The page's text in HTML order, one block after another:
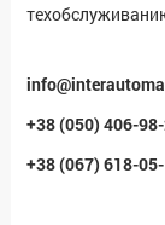
+38 (050) 406-
+38 (067) 618-